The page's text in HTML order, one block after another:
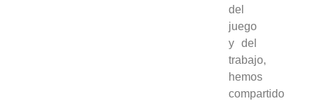
del
juego
y del
trabajo,
hemos
compartido